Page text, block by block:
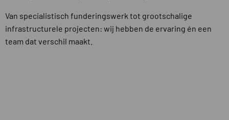
Van specialistisch funderingswerk tot grootschalige
infrastructurele projecten: wij hebben de ervaring én een
team dat verschil maakt.